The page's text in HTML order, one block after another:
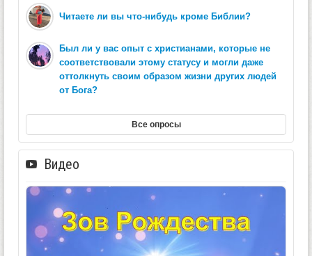
Читаете ли вы что-нибудь кроме Библии?
Был ли у вас опыт с христианами, которые не
соответствовали этому статусу и могли даже
оттолкнуть своим образом жизни других людей
от Бога?
Все опросы
Видео